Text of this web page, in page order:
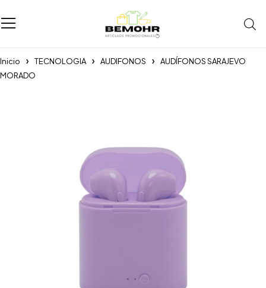
Inicio TECNOLOGIA AUDIFONOS
AUDÍFONOS SARAJEVO
MORADO